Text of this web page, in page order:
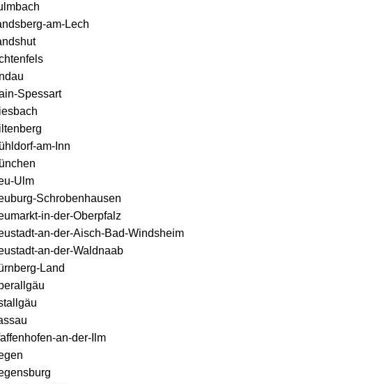
am-Lech
Spessart
am-Inn
Ulm
Schrobenhausen
in-der-Oberpfalz
an-der-Aisch-Bad-Windsheim
an-der-Waldnaab
Land
an-der-Ilm